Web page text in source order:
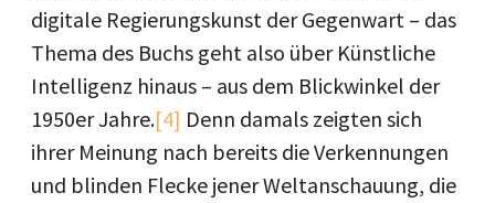
digitale Regierungskunst der Gegenwart – das
Thema des Buchs geht also über Künstliche
Intelligenz hinaus – aus dem Blickwinkel der
1950er Jahre.[4] Denn damals zeigten sich
ihrer Meinung nach bereits die Verkennungen
und blinden Flecke jener Weltanschauung, die